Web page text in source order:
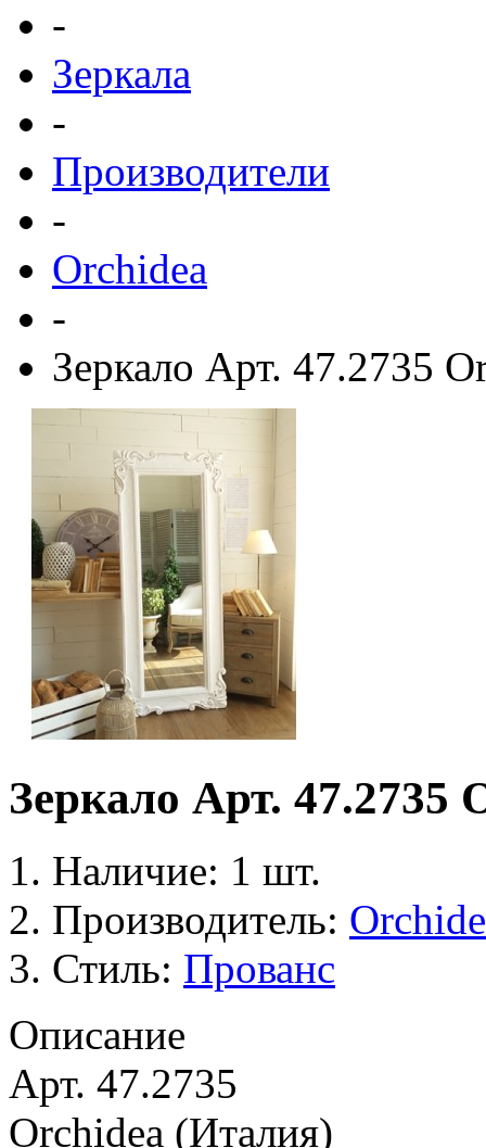
-
Зеркала
-
Производители
-
Orchidea
-
Зеркало Арт. 47.2735
Зеркало Арт. 47.2735
Наличие: 1 шт.
Производитель:
Стиль: Прованс
Описание
Арт. 47.2735
Orchidea (Италия)